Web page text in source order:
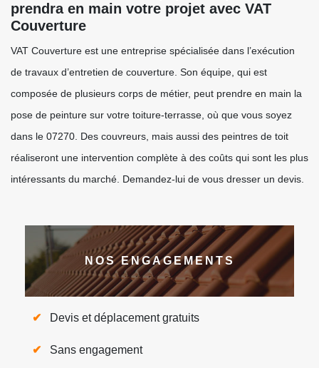
prendra en main votre projet avec VAT
Couverture
VAT Couverture est une entreprise spécialisée dans l’exécution
de travaux d’entretien de couverture. Son équipe, qui est
composée de plusieurs corps de métier, peut prendre en main la
pose de peinture sur votre toiture-terrasse, où que vous soyez
dans le 07270. Des couvreurs, mais aussi des peintres de toit
réaliseront une intervention complète à des coûts qui sont les plus
intéressants du marché. Demandez-lui de vous dresser un devis.
NOS ENGAGEMENTS
Devis et déplacement gratuits
Sans engagement